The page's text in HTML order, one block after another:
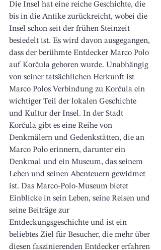
Die Insel hat eine reiche Geschichte, die
bis in die Antike zurückreicht, wobei die
Insel schon seit der frühen Steinzeit
besiedelt ist. Es wird davon ausgegangen,
dass der berühmte Entdecker Marco Polo
auf Korčula geboren wurde. Unabhängig
von seiner tatsächlichen Herkunft ist
Marco Polos Verbindung zu Korčula ein
wichtiger Teil der lokalen Geschichte
und Kultur der Insel. In der Stadt
Korčula gibt es eine Reihe von
Denkmälern und Gedenkstätten, die an
Marco Polo erinnern, darunter ein
Denkmal und ein Museum, das seinem
Leben und seinen Abenteuern gewidmet
ist. Das Marco-Polo-Museum bietet
Einblicke in sein Leben, seine Reisen und
seine Beiträge zur
Entdeckungsgeschichte und ist ein
beliebtes Ziel für Besucher, die mehr über
diesen faszinierenden Entdecker erfahren